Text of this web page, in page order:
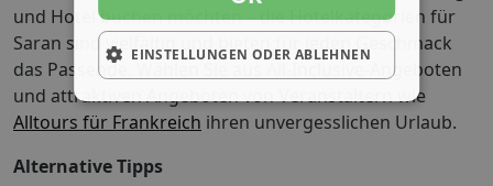
und Hotel buchen möchten – die Hotelkategorien für
Saran sind vielfältig und bieten für jeden Geschmack
das Passende. Wählen Sie aus All-Inclusive-Angeboten
und attraktiven Angeboten von Veranstaltern wie
Alltours für Frankreich ihren unvergesslichen Urlaub.
Alternative Tipps
EINSTELLUNGEN ODER ABLEHNEN